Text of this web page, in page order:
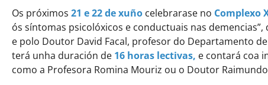
Os próximos 21 e 22 de xuño celebrarase no Complexo
ós síntomas psicolóxicos e conductuais nas
e polo Doutor David Facal, profesor do Departamento
terá unha duración de 16 horas lectivas, e contará coa
como a Profesora Romina Mouriz ou o Doutor